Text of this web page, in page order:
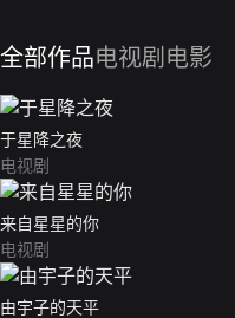
全部作品电视剧 电影
于星降之夜
电视剧
来自星星的你
电视剧
由宇子的天平